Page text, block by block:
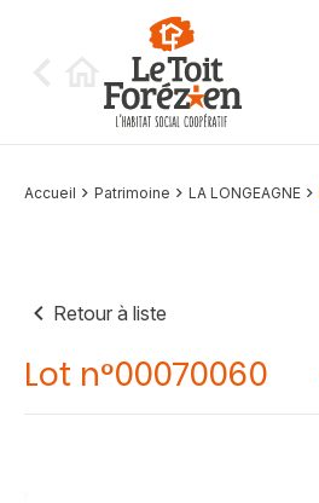
Accueil Patrimoine LA LONGEAGNE
Retour à liste
Lot n°00070060